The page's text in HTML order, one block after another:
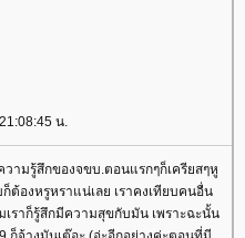
น.
มรู้สึกของจขบ.ตอนแรกๆก็เครียสๆหู
องหรูหราแน่เลย เราคงเทียบคนอื่น
ราก็รู้สึกมีความสุขกับมัน เพราะฉะนั้น